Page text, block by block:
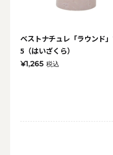
ベストナチュレ「ラウンド
5（はいざくら）
¥1,265 税込